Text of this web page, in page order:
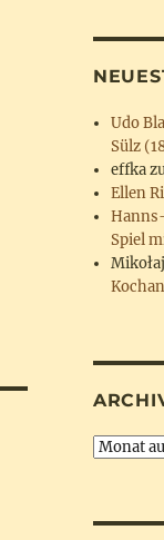
Udo
Sülz
effka
Ellen
Spiel
Archiv